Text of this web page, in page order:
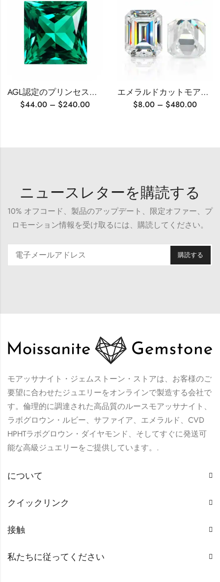
AGL認定のプリンセスカットラボ育成エメラルド
$44.00 – $240.00
エメラルドカットモアッサナイト
$8.00 – $480.00
ニュースレターを購読する
10% オフコード、製品のアップデート、限定オファー、プ
ロモーション情報を受け取るには、購読してください。
モアッサナイト・ジェムストーン・ストアは、お客様のご
要望に合わせたジュエリーをオンラインで製造する会社で
す。倫理的に調達された高品質のルースモアッサナイト、
ラボグロウン・ルビー、サファイア、エメラルド、CVD
HPHTラボグロウン・ダイヤモンド、そしてすぐに発送可
能な高級ジュエリーをご提供しています。.
について
クイックリンク
接触
私たちに従ってください